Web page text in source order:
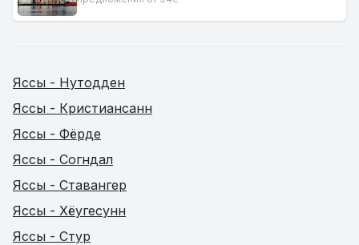
Яссы - Нутодден
Яссы - Кристиансанн
Яссы - Фёрде
Яссы - Согндал
Яссы - Ставангер
Яссы - Хёугесунн
Яссы - Стур